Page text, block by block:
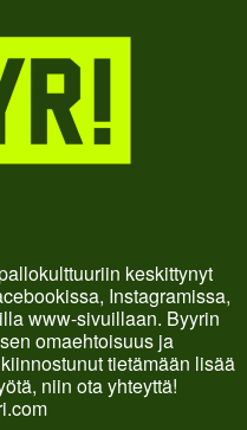
keskittynyt
Instagramissa,
www-sivuillaan. Byyrin
omaehtoisuus ja
tietämään lisää
niin ota yhteyttä!